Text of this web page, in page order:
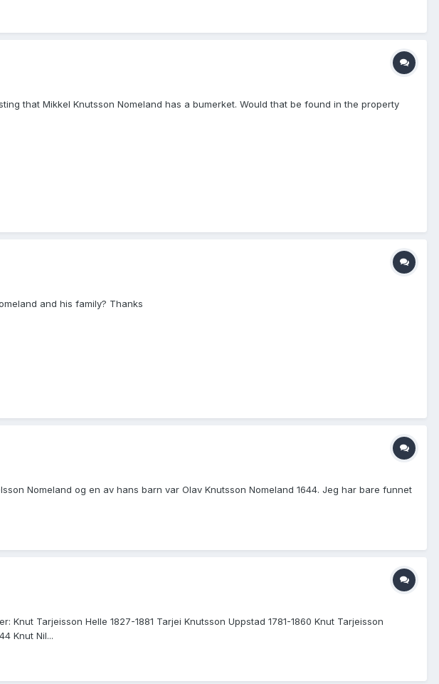
that Mikkel Knutsson Nomeland has a bumerket. Would that be found in the property
and his family? Thanks
Nomeland og en av hans barn var Olav Knutsson Nomeland 1644. Jeg har bare funnet
Tarjeisson Helle 1827-1881 Tarjei Knutsson Uppstad 1781-1860 Knut Tarjeisson
Knut Nil...